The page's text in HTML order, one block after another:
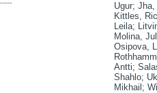
Ugur; Jha,
Kittles,
Leila;
Molina,
Osipova,
Antti;
Shahlo;
Mikhail ;